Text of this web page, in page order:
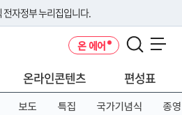
전자정부 누리집입니다.
메인 주소를 사용하고 있다면 아래 URL에
요
온 에어
온라인콘텐츠 편성표
보도 특집 국가기념식 종영